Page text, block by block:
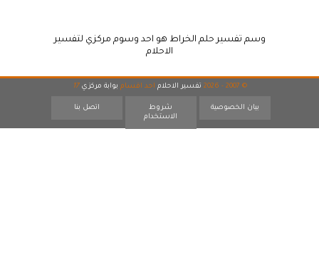
وسم تفسير حلم الخراط هو احد وسوم مركزي لتفسير
الاحلام
© 2007 - 2026 تفسير الاحلام احد اقسام بوابة مركزي 17
بيان الخصوصية
شروط
الاستخدام
اتصل بنا